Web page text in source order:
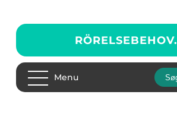
RÖRELSEBEHOV.
Menu